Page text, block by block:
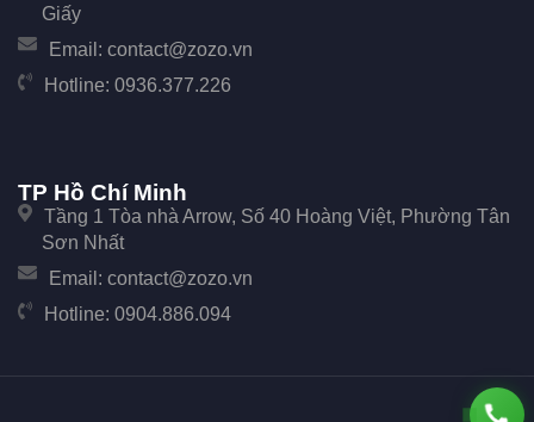
Giấy
Email: contact@zozo.vn
Hotline: 0936.377.226
TP Hồ Chí Minh
Tầng 1 Tòa nhà Arrow, Số 40 Hoàng Việt, Phường Tân
Sơn Nhất
Email: contact@zozo.vn
Hotline: 0904.886.094